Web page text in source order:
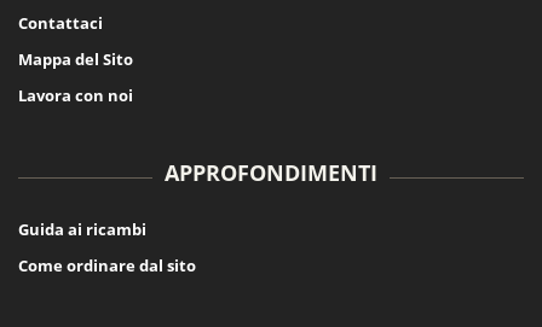
Contattaci
Mappa del Sito
Lavora con noi
APPROFONDIMENTI
Guida ai ricambi
Come ordinare dal sito